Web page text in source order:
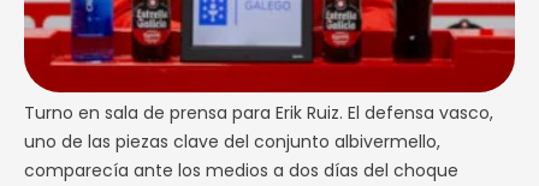
Turno en sala de prensa para Erik Ruiz. El defensa vasco,
uno de las piezas clave del conjunto albivermello,
comparecía ante los medios a dos días del choque